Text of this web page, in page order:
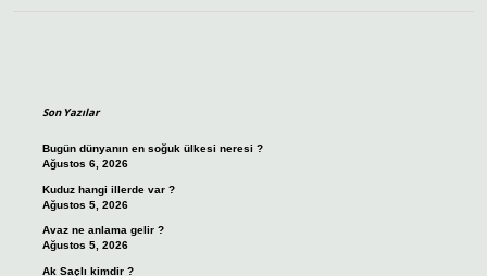
Son Yazılar
Bugün dünyanın en soğuk ülkesi neresi ?
Ağustos 6, 2026
Kuduz hangi illerde var ?
Ağustos 5, 2026
Avaz ne anlama gelir ?
Ağustos 5, 2026
Ak Saçlı kimdir ?